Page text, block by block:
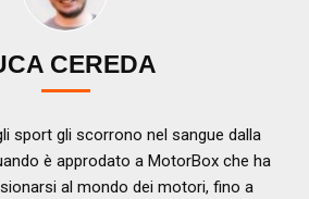
CEREDA
sport gli scorrono nel sangue dalla
è approdato a MotorBox che ha
al mondo dei motori, fino a